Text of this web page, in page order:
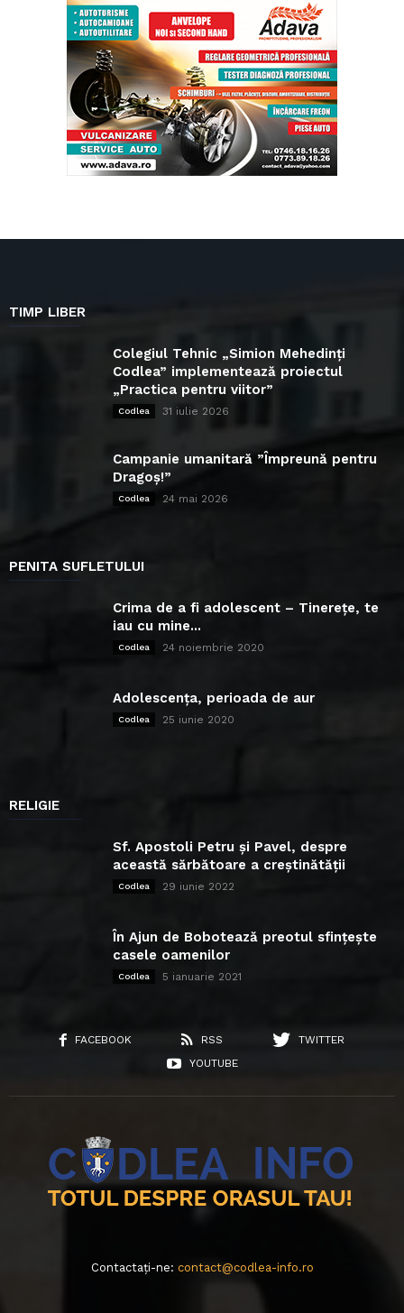
TIMP LIBER
Colegiul Tehnic „Simion Mehedinți
Codlea” implementează proiectul
„Practica pentru viitor”
Codlea 31 iulie 2026
Campanie umanitară ”Împreună pentru
Dragoș!”
Codlea 24 mai 2026
PENITA SUFLETULUI
Crima de a fi adolescent – Tinerețe, te
iau cu mine...
Codlea 24 noiembrie 2020
Adolescența, perioada de aur
Codlea 25 iunie 2020
RELIGIE
Sf. Apostoli Petru și Pavel, despre
această sărbătoare a creștinătății
Codlea 29 iunie 2022
În Ajun de Bobotează preotul sfințește
casele oamenilor
Codlea 5 ianuarie 2021
FACEBOOK RSS
TWITTER
YOUTUBE
Contactați-ne: contact@codlea-info.ro